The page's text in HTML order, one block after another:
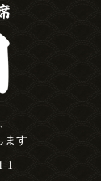
ます
1